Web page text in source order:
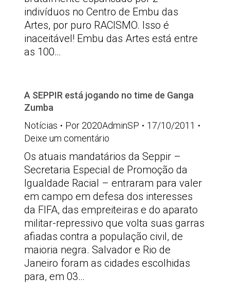
indivíduos no Centro de Embu das
Artes, por puro RACISMO. Isso é
inaceitável! Embu das Artes está entre
as 100…
A SEPPIR está jogando no time de Ganga
Zumba
Notícias
Por 2020AdminSP
17/10/2011
Deixe um comentário
Os atuais mandatários da Seppir –
Secretaria Especial de Promoção da
Igualdade Racial – entraram para valer
em campo em defesa dos interesses
da FIFA, das empreiteiras e do aparato
militar-repressivo que volta suas garras
afiadas contra a população civil, de
maioria negra. Salvador e Rio de
Janeiro foram as cidades escolhidas
para, em 03…